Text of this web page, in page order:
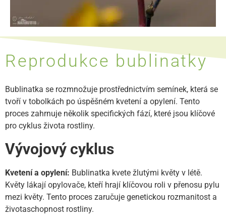
Reprodukce bublinatky
Bublinatka se rozmnožuje prostřednictvím semínek, která se
tvoří v tobolkách po úspěšném kvetení a opylení. Tento
proces zahrnuje několik specifických fází, které jsou klíčové
pro cyklus života rostliny.
Vývojový cyklus
Kvetení a opylení: Bublinatka kvete žlutými květy v létě.
Květy lákají opylovače, kteří hrají klíčovou roli v přenosu pylu
mezi květy. Tento proces zaručuje genetickou rozmanitost a
životaschopnost rostliny.